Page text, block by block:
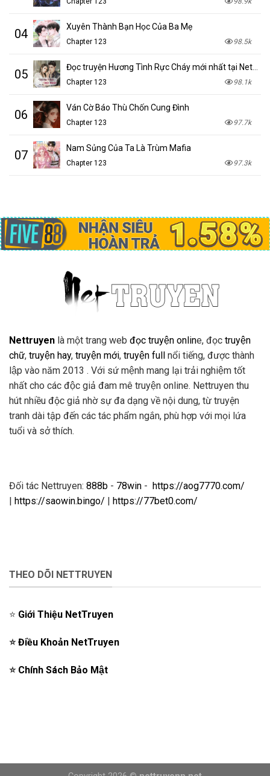
04 Xuyên Thành Bạn Học Của Ba Mẹ
Chapter 123 98.5k
05
Chapter 123 98.1k
06 Ván Cờ Báo Thù Chốn Cung Đình
Chapter 123 97.7k
07 Nam Sủng Của Ta Là Trùm Mafia
Chapter 123 97.3k
Nettruyen là một trang web đọc truyện online, đọc truyện
chữ, truyện hay, truyện mới, truyện full nổi tiếng, được thành
lập vào năm 2013 . Với sứ mệnh mang lại trải nghiệm tốt
nhất cho các độc giả đam mê truyện online. Nettruyen thu
hút nhiều độc giả nhờ sự đa dạng về nội dung, từ truyện
tranh dài tập đến các tác phẩm ngắn, phù hợp với mọi lứa
tuổi và sở thích.
Đối tác Nettruyen: 888b - 78win - https://aog7770.com/
https://saowin.bingo/ https://77bet0.com/
THEO DÕI NETTRUYEN
⭐️ Giới Thiệu NetTruyen
⭐️Điều Khoản NetTruyen
⭐️ Chính Sách Bảo Mật